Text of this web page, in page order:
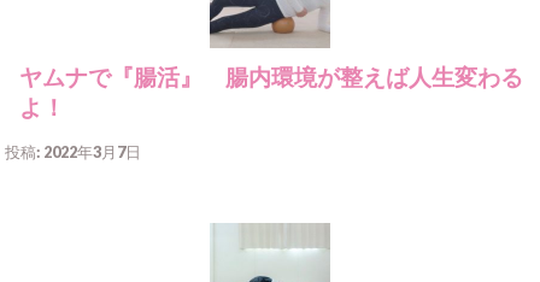
ヤムナで『腸活』 腸内環境が整えば人生変わる
よ！
投稿: 2022年3月7日